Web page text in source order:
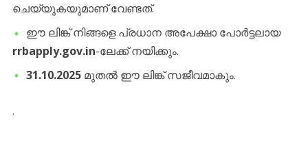
ചെയ്യുകയുമാണ് വേണ്ടത്.
​ഈ ലിങ്ക് നിങ്ങളെ പ്രധാന അപേക്ഷാ പോർട്ടലായ
rrbapply.gov.in-ലേക്ക് നയിക്കും.
31.10.2025മുതൽ ഈ ലിങ്ക് സജീവമാകും.
.